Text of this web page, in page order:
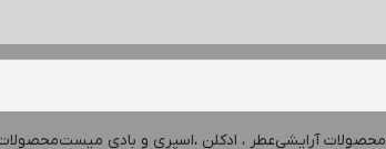
محصولات آرایشیعطر ، ادکلن ،اسپری و بادی میستمحصولات